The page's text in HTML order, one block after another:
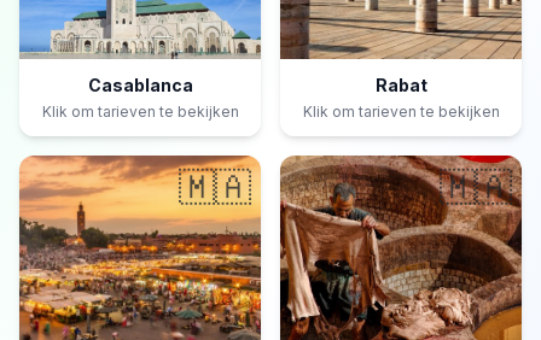
Casablanca
Klik om tarieven te bekijken
Rabat
Klik om tarieven te bekijken
🇲🇦 🇲🇦